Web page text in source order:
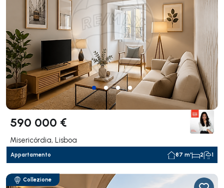
590 000 €
Misericórdia, Lisboa
Appartamento 87 m² 2 1
Collezione